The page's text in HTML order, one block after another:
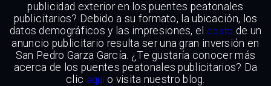
publicidad exterior en los puentes peatonales
publicitarios? Debido a su formato, la ubicación, los
datos demográficos y las impresiones, el costo de un
anuncio publicitario resulta ser una gran inversión en
San Pedro Garza García. ¿Te gustaría conocer más
acerca de los puentes peatonales publicitarios? Da
clic aquío visita nuestro blog.